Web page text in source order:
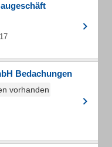
Bedachungen
vorhanden